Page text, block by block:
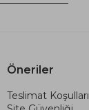
Öneriler
Teslimat Koşulları